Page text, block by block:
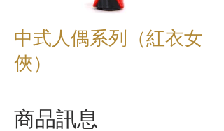
中式人偶系列（紅衣女
俠）
商品訊息